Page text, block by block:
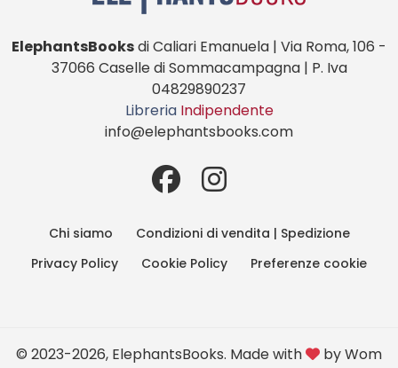
ElephantsBooksdi Caliari Emanuela | Via Roma, 106 -
37066 Caselle di Sommacampagna | P. Iva
04829890237
Libreria Indipendente
info@elephantsbooks.com
Chi siamo
Condizioni di vendita | Spedizione
Privacy Policy
Cookie Policy Preferenze cookie
© 2023-2026, ElephantsBooks. Made with byWom